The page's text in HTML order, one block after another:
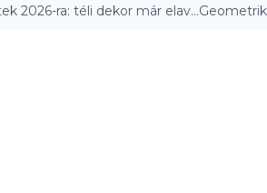
Tavaszi díszítési ötletek 2026-ra: téli dekor már elavult!